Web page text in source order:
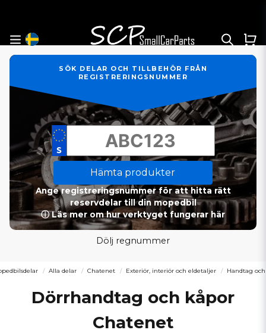
SÖK DELAR OCH TILLBEHÖR FRÅN
REGISTRERINGSNUMMER
Hämta produkter
Ange registreringsnummer för att hitta rätt
reservdelar till din mopedbil
ⓘ Läs mer om hur verktyget fungerar här
Dölj regnummer
Alla delar Chatenet Exteriör, interiör och eldetaljer Handtag
Dörrhandtag och kåpor
Chatenet